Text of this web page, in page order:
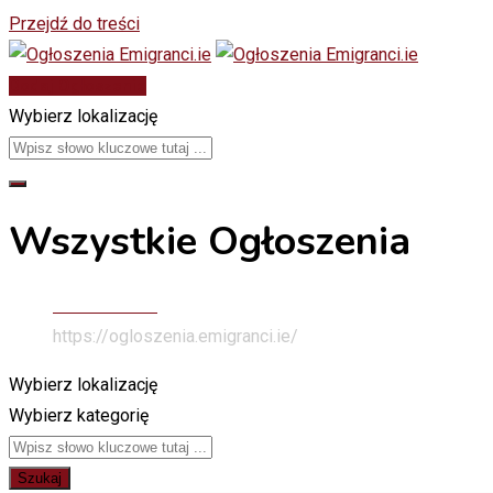
Przejdź do treści
Wybierz lokalizację
Wszystkie Ogłoszenia
https://ogloszenia.emigranci.ie/
Wybierz lokalizację
Wybierz kategorię
Szukaj